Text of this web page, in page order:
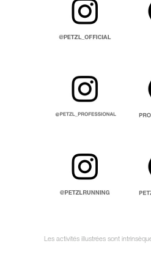
Les activités illustrées sont